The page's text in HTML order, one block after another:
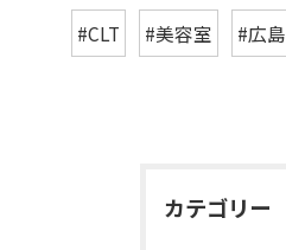
#CLT #美容室 #広島
カテゴリー